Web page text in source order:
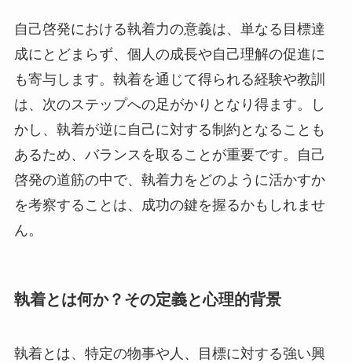
自己啓発における執着力の意義は、単なる目標達
成にとどまらず、個人の成長や自己理解の促進に
も寄与します。執着を通じて得られる経験や教訓
は、次のステップへの足がかりとなり得ます。し
かし、執着が逆に自己に対する制約となることも
あるため、バランスを取ることが重要です。自己
啓発の道筋の中で、執着力をどのように活かすか
を考察することは、成功の鍵を握るかもしれませ
ん。
執着とは何か？その定義と心理的背景
執着とは、特定の物事や人、目標に対する強い興